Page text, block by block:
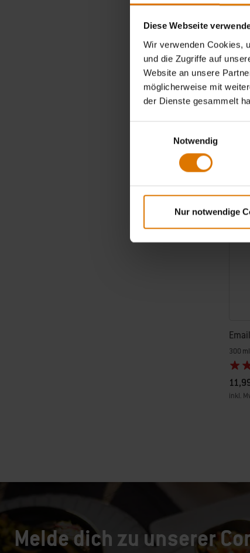
Diese Webseite
Wir verwenden Cookies,
und die Zugriffe auf
Website an unsere
möglicherweise mit
der Dienste gesammelt
Notwendig
Nur notwendige
300 ml
inkl.
Melde dich zu unserer